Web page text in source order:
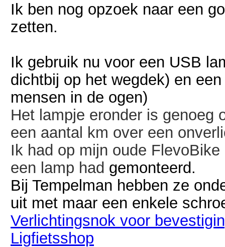
Ik ben nog opzoek naar een
zetten.
Ik gebruik nu voor een USB
dichtbij op het wegdek) en
mensen in de ogen)
Het lampje eronder is genoeg
een aantal km over een
Ik had op mijn oude
een lamp had gemonteerd.
Bij Tempelman hebben ze
uit met maar een enkele
Verlichtingsnok voor
Ligfietsshop